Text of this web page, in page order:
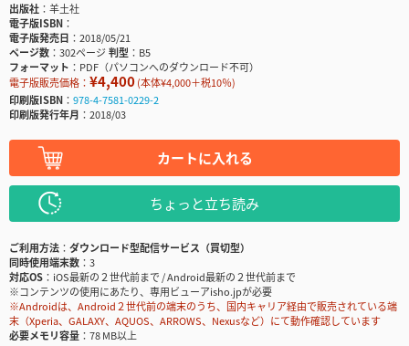
出版社
羊土社
電子版ISBN
電子版発売日
2018/05/21
ページ数
302ページ判型
B5
フォーマット
PDF（パソコンへのダウンロード不可）
電子版販売価格： ¥4,400(本体¥4,000＋税10％)
印刷版ISBN
978-4-7581-0229-2
印刷版発行年月
2018/03
カートに入れる
ちょっと立ち読み
ご利用方法
ダウンロード型配信サービス（買切型）
同時使用端末数
3
対応OS
iOS最新の２世代前まで / Android最新の２世代前まで
※コンテンツの使用にあたり、専用ビューアisho.jpが必要
※Androidは、Android２世代前の端末のうち、国内キャリア経由で販売されている端
末（Xperia、GALAXY、AQUOS、ARROWS、Nexusなど）にて動作確認しています
必要メモリ容量
78 MB以上